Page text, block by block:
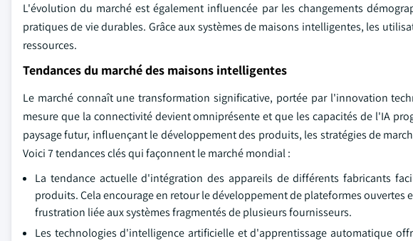
L'évolution du marché est également influencée par les changements
pratiques de vie durables. Grâce aux systèmes de maisons intelligentes, les
ressources.
Tendances du marché des maisons intelligentes
Le marché connaît une transformation significative, portée par l'innovation
mesure que la connectivité devient omniprésente et que les capacités de l'IA
paysage futur, influençant le développement des produits, les stratégies de
Voici 7 tendances clés qui façonnent le marché mondial :
La tendance actuelle d'intégration des appareils de différents fabricants
produits. Cela encourage en retour le développement de plateformes
frustration liée aux systèmes fragmentés de plusieurs fournisseurs.
Les technologies d'intelligence artificielle et d'apprentissage automatique